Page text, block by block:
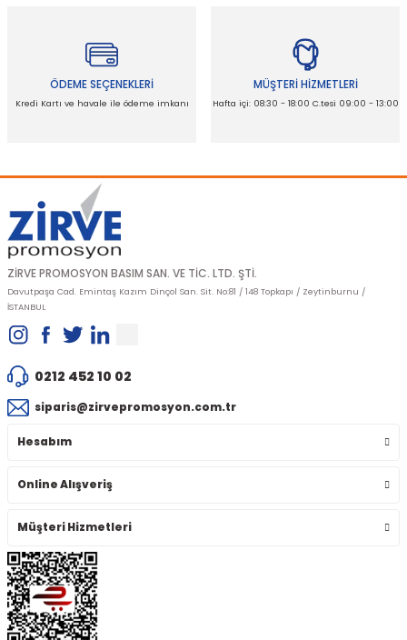
Bu ürüne benzer farklı alternatifler olmalı.
ÖDEME SEÇENEKLERİ
Kredi Kartı ve havale ile ödeme imkanı
MÜŞTERİ HİZMETLERİ
Hafta içi: 08:30 - 18:00 C.tesi 09:00 - 13:00
ZİRVE PROMOSYON BASIM SAN. VE TİC. LTD. ŞTİ.
Davutpaşa Cad. Emintaş Kazım Dinçol San. Sit. No:81 / 148 Topkapı / Zeytinburnu /
İSTANBUL
0212 452 10 02
siparis@zirvepromosyon.com.tr
Hesabım
Online Alışveriş
Müşteri Hizmetleri